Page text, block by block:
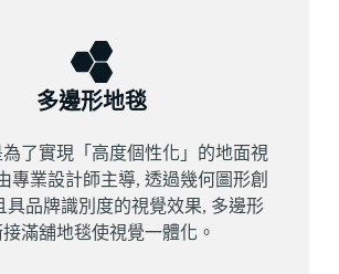
多邊形地毯
了實現「高度個性化」的地面視
專業設計師主導, 透過幾何圖形創
具品牌識別度的視覺效果, 多邊形
滿舖地毯使視覺一體化。